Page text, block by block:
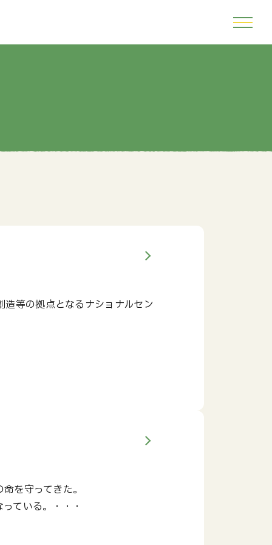
等の拠点となるナショナルセン
を守ってきた。
ている。・・・